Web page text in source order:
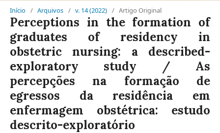
Início / Arquivos / v. 14 (2022) / Artigo Original
Perceptions in the formation of
graduates of residency in
obstetric nursing: a described-
exploratory study / As
percepções na formação de
egressos da residência em
enfermagem obstétrica: estudo
descrito-exploratório